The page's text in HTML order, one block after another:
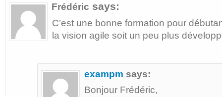
Frédéric says:
C’est une bonne formation pour
la vision agile soit un peu plus
exampm says:
Bonjour Frédéric,